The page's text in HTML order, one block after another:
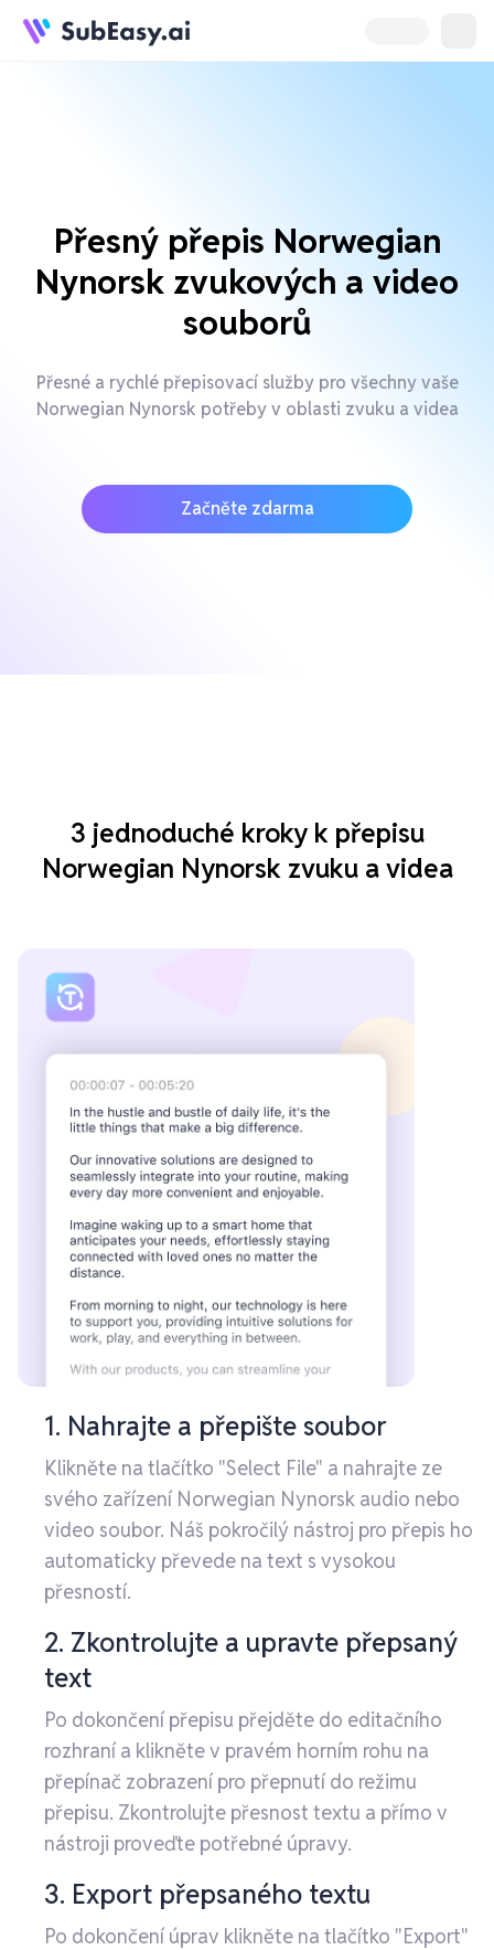
Přesný přepis Norwegian
Nynorsk zvukových a video
souborů
Přesné a rychlé přepisovací služby pro všechny vaše
Norwegian Nynorsk potřeby v oblasti zvuku a videa
Začněte zdarma
3 jednoduché kroky k přepisu
Norwegian Nynorsk zvuku a videa
1. Nahrajte a přepište soubor
Klikněte na tlačítko "Select File" a nahrajte ze
svého zařízení Norwegian Nynorsk audio nebo
video soubor. Náš pokročilý nástroj pro přepis ho
automaticky převede na text s vysokou
přesností.
2. Zkontrolujte a upravte přepsaný
text
Po dokončení přepisu přejděte do editačního
rozhraní a klikněte v pravém horním rohu na
přepínač zobrazení pro přepnutí do režimu
přepisu. Zkontrolujte přesnost textu a přímo v
nástroji proveďte potřebné úpravy.
3. Export přepsaného textu
Po dokončení úprav klikněte na tlačítko "Export"